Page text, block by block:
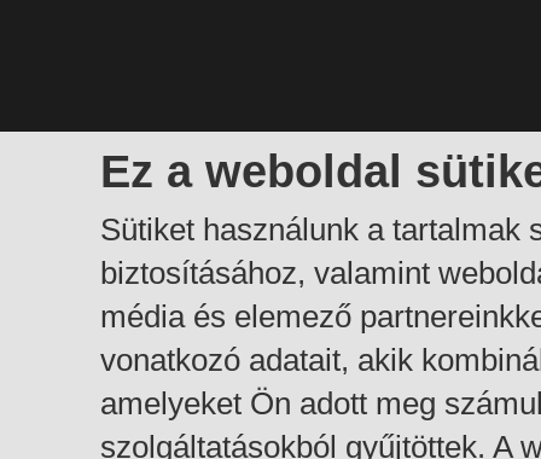
Ez a weboldal
Sütiket használunk a tartalmak
biztosításához, valamint
média és elemező
vonatkozó adatait, akik
amelyeket Ön adott meg
szolgáltatásokból gyűjtöttek. A